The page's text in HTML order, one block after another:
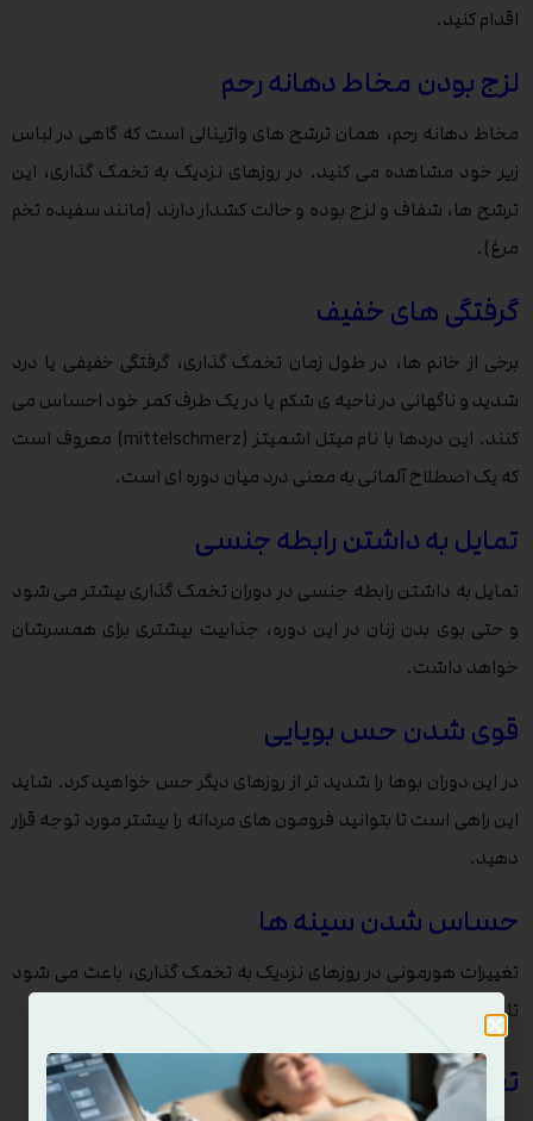
اقدام کنید.
لزج بودن مخاط دهانه رحم
مخاط دهانه رحم، همان ترشح های واژینالی است که گاهی در لباس
زیر خود مشاهده می کنید. در روزهای نزدیک به تخمک گذاری، این
ترشح ها، شفاف و لزج بوده و حالت کشدار دارند (مانند سفیده تخم
مرغ).
گرفتگی های خفیف
برخی از خانم ها، در طول زمان تخمک گذاری، گرفتگی خفیفی یا درد
شدید و ناگهانی در ناحیه ی شکم یا در یک طرف کمر خود احساس می
کنند. این دردها با نام میتل اشمیتز (mittelschmerz) معروف است
که یک اصطلاح آلمانی به معنی درد میان دوره ای است.
تمایل به داشتن رابطه جنسی
تمایل به داشتن رابطه جنسی در دوران تخمک گذاری بیشتر می شود
و حتی بوی بدن زنان در این دوره، جذابیت بیشتری برای همسرشان
خواهد داشت.
قوی شدن حس بویایی
در این دوران بوها را شدید تر از روزهای دیگر حس خواهید کرد. شاید
این راهی است تا بتوانید فرومون های مردانه را بیشتر مورد توجه قرار
دهید.
حساس شدن سینه ها
تغییرات هورمونی در روزهای نزدیک به تخمک گذاری، باعث می شود
تا در سینه های خود احساس پر بودن و دردناکی داشته باشید.
تغییرات دهانه رحم